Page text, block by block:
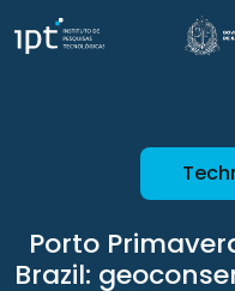
Porto
Brazil: